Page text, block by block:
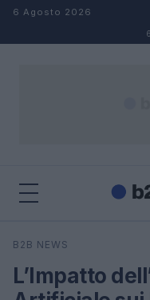
Salta al contenuto
6 Agosto 2026
Cerca
B2B NEWS
L’Impatto